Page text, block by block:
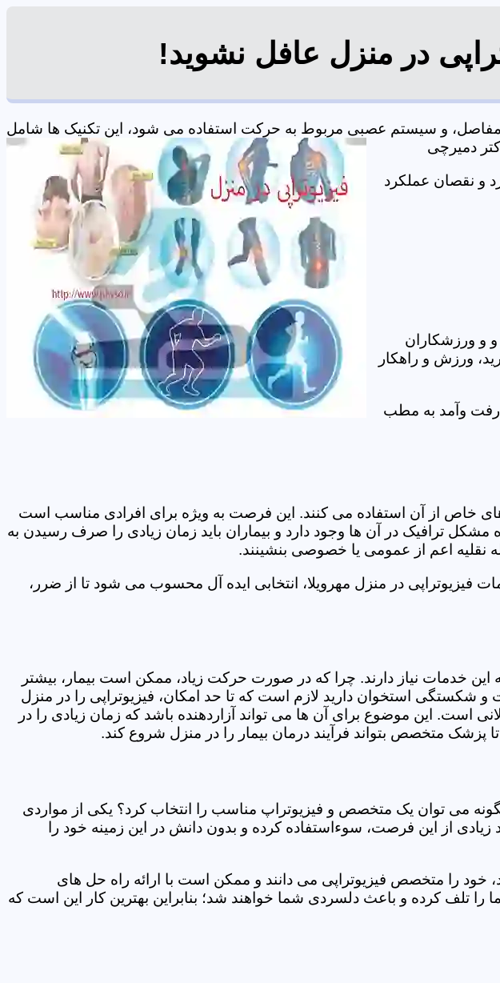
در منزل عافل نشوید!
مفاصل، و سیستم عصبی مربوط به حرکت استفاده می شود، این تکنیک ها شامل
و نقصان عملکرد
و و ورزشکاران
ورزش و راهکار
رفت وآمد به مطب
های خاص از آن استفاده می کنند. این فرصت به ویژه برای افرادی مناسب است
ترافیک در آن ها وجود دارد و بیماران باید زمان زیادی را صرف رسیدن به
نقلیه اعم از عمومی یا خصوصی بنشینند.
در منزل مهرویلا، انتخابی ایده آل محسوب می شود تا از ضرر،
این خدمات نیاز دارند. چرا که در صورت حرکت زیاد، ممکن است بیمار، بیشتر
استخوان دارید لازم است که تا حد امکان، فیزیوتراپی را در منزل
است. این موضوع برای آن ها می تواند آزاردهنده باشد که زمان زیادی را در
پزشک متخصص بتواند فرآیند درمان بیمار را در منزل شروع کند.
می توان یک متخصص و فیزیوتراپ مناسب را انتخاب کرد؟ یکی از مواردی
از این فرصت، سوءاستفاده کرده و بدون دانش در این زمینه خود را
خود را متخصص فیزیوتراپی می دانند و ممکن است با ارائه راه حل های
را تلف کرده و باعث دلسردی شما خواهند شد؛ بنابراین بهترین کار این است که